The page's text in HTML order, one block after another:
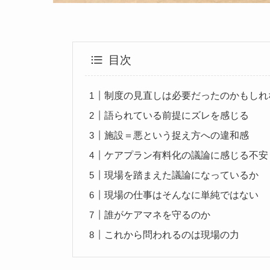
目次
制度の見直しは必要だったのかもし
語られている前提にズレを感じる
施設＝悪という捉え方への違和感
ケアプラン有料化の議論に感じる不安
現場を踏まえた議論になっているか
現場の仕事はそんなに単純ではない
誰がケアマネを守るのか
これから問われるのは現場の力